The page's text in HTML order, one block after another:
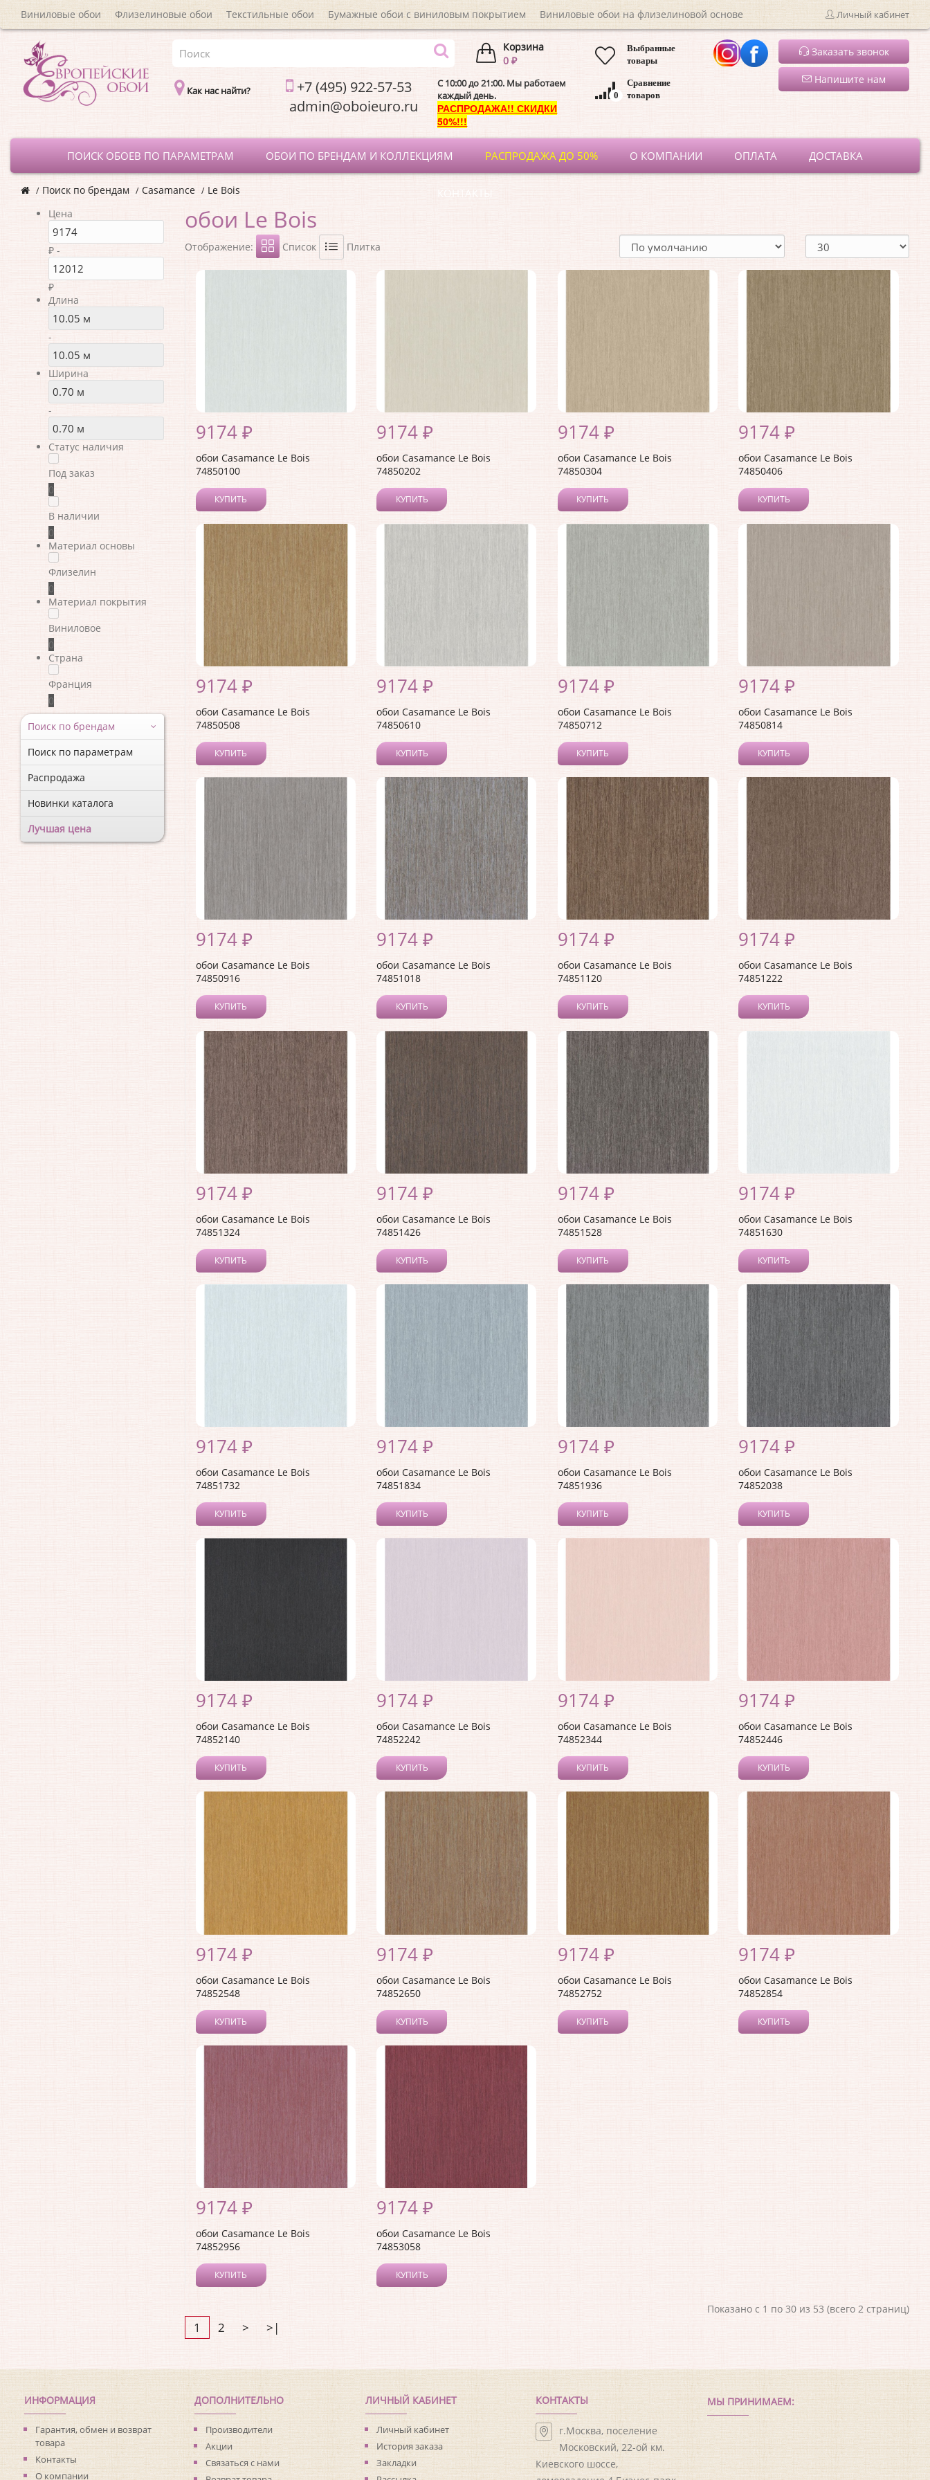
Виниловые обои Флизелиновые обои Текстильные обои Бумажные обои с виниловым покрытием Виниловые обои на флизелиновой основе Личный кабинет
Корзина
0 ₽
Как нас найти?
+7 (495) 922-57-53
admin@oboieuro.ru
C 10:00 до 21:00. Мы работаем
каждый день.
РАСПРОДАЖА!! СКИДКИ
50%!!!
Выбранные
товары
Сравнение
товаров
0
Заказать звонок
Напишите нам
ПОИСК ОБОЕВ ПО ПАРАМЕТРАМ ОБОИ ПО БРЕНДАМ И КОЛЛЕКЦИЯМ РАСПРОДАЖА ДО 50% О КОМПАНИИ ОПЛАТА ДОСТАВКА
КОНТАКТЫ
Поиск по брендам Casamance
Le Bois
Цена
₽ -
₽
Длина
-
Ширина
-
Статус наличия
Под заказ
0
В наличии
0
Материал основы
Флизелин
0
Материал покрытия
Виниловое
0
Страна
Франция
0
Поиск по брендам
Поиск по параметрам
Распродажа
Новинки каталога
Лучшая цена
обои Le Bois
Отображение: Список Плитка
9174 ₽
обои Casamance Le Bois
74850100
КУПИТЬ
9174 ₽
обои Casamance Le Bois
74850202
КУПИТЬ
9174 ₽
обои Casamance Le Bois
74850304
КУПИТЬ
9174 ₽
обои Casamance Le Bois
74850406
КУПИТЬ
9174 ₽
обои Casamance Le Bois
74850508
КУПИТЬ
9174 ₽
обои Casamance Le Bois
74850610
КУПИТЬ
9174 ₽
обои Casamance Le Bois
74850712
КУПИТЬ
9174 ₽
обои Casamance Le Bois
74850814
КУПИТЬ
9174 ₽
обои Casamance Le Bois
74850916
КУПИТЬ
9174 ₽
обои Casamance Le Bois
74851018
КУПИТЬ
9174 ₽
обои Casamance Le Bois
74851120
КУПИТЬ
9174 ₽
обои Casamance Le Bois
74851222
КУПИТЬ
9174 ₽
обои Casamance Le Bois
74851324
КУПИТЬ
9174 ₽
обои Casamance Le Bois
74851426
КУПИТЬ
9174 ₽
обои Casamance Le Bois
74851528
КУПИТЬ
9174 ₽
обои Casamance Le Bois
74851630
КУПИТЬ
9174 ₽
обои Casamance Le Bois
74851732
КУПИТЬ
9174 ₽
обои Casamance Le Bois
74851834
КУПИТЬ
9174 ₽
обои Casamance Le Bois
74851936
КУПИТЬ
9174 ₽
обои Casamance Le Bois
74852038
КУПИТЬ
9174 ₽
обои Casamance Le Bois
74852140
КУПИТЬ
9174 ₽
обои Casamance Le Bois
74852242
КУПИТЬ
9174 ₽
обои Casamance Le Bois
74852344
КУПИТЬ
9174 ₽
обои Casamance Le Bois
74852446
КУПИТЬ
9174 ₽
обои Casamance Le Bois
74852548
КУПИТЬ
9174 ₽
обои Casamance Le Bois
74852650
КУПИТЬ
9174 ₽
обои Casamance Le Bois
74852752
КУПИТЬ
9174 ₽
обои Casamance Le Bois
74852854
КУПИТЬ
9174 ₽
обои Casamance Le Bois
74852956
КУПИТЬ
9174 ₽
обои Casamance Le Bois
74853058
КУПИТЬ
1 2 > >|
Показано с 1 по 30 из 53 (всего 2 страниц)
ИНФОРМАЦИЯ
Гарантия, обмен и возврат
товара
Контакты
О компании
ДОПОЛНИТЕЛЬНО
Производители
Акции
Связаться с нами
ЛИЧНЫЙ КАБИНЕТ
Личный кабинет
История заказа
Закладки
КОНТАКТЫ
г.Москва, поселение
Московский, 22-ой км.
Киевского шоссе,
МЫ ПРИНИМАЕМ: